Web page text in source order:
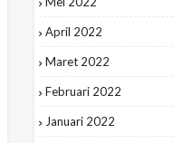
April 2022
Maret 2022
Februari 2022
Januari 2022